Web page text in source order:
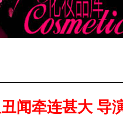
闻牵连甚大 导